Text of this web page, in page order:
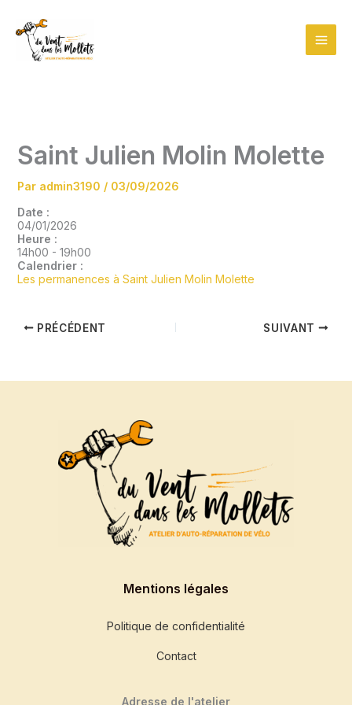
contenu
Saint Julien Molin Molette
Par admin3190 / 03/09/2026
Date :
04/01/2026
Heure :
14h00 - 19h00
Calendrier :
Les permanences à Saint Julien Molin Molette
PRÉCÉDENT SUIVANT
Mentions légales
Politique de confidentialité
Contact
Adresse de l'atelier